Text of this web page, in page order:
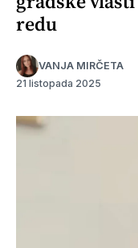
redu
VANJA MIRČETA
21 listopada 2025